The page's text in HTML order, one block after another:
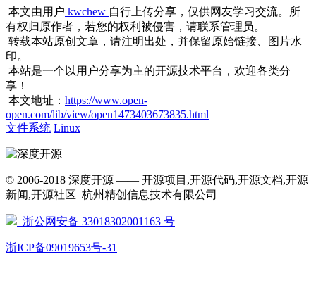
本文由用户 kwchew 自行上传分享，仅供网友学习交流。所
有权归原作者，若您的权利被侵害，请联系管理员。
转载本站原创文章，请注明出处，并保留原始链接、图片水
印。
本站是一个以用户分享为主的开源技术平台，欢迎各类分
享！
本文地址： https://www.open-
open.com/lib/view/open1473403673835.html
文件系统 Linux
© 2006-2018 深度开源 —— 开源项目,开源代码,开源文档,开源
新闻,开源社区 杭州精创信息技术有限公司
浙公网安备 33018302001163 号
浙ICP备09019653号-31